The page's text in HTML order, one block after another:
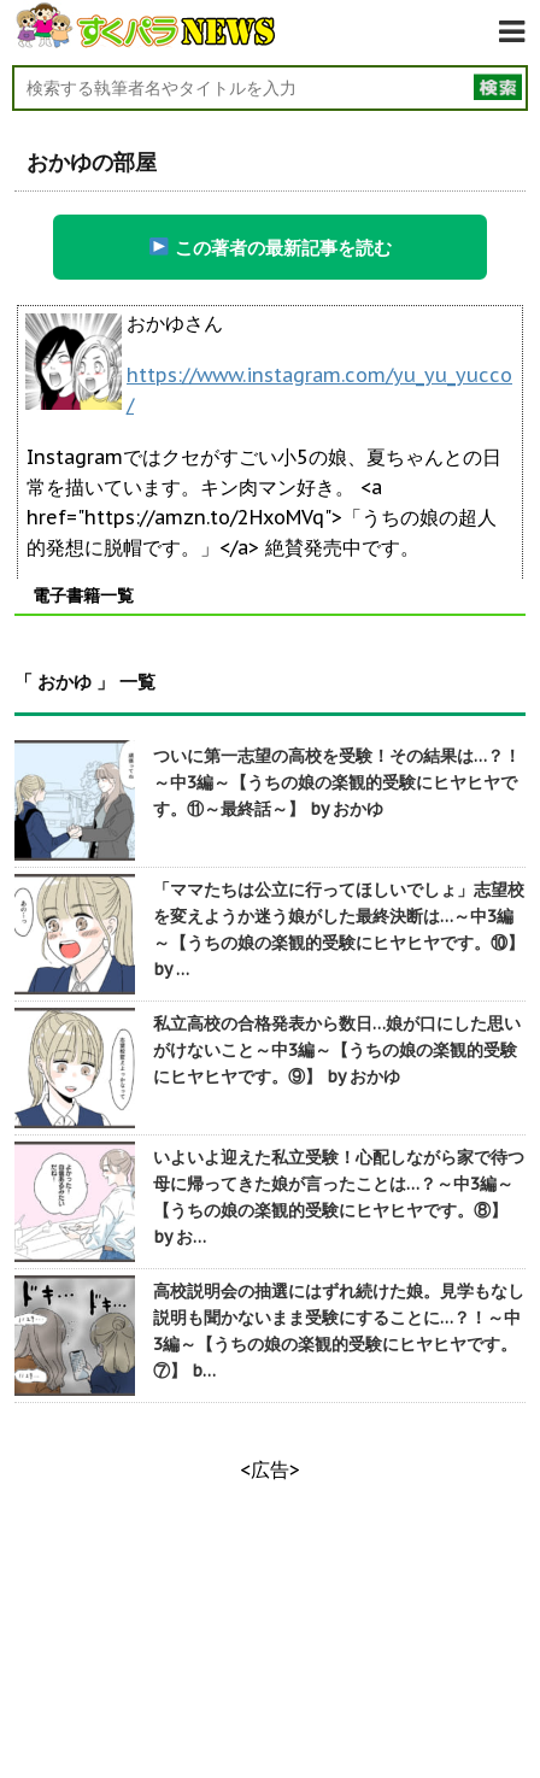
おかゆの部屋
この著者の最新記事を読む
おかゆさん
https://www.instagram.com/yu_yu_yucco
/
Instagramではクセがすごい小5の娘、夏ちゃんとの日
常を描いています。キン肉マン好き。 <a
href="https://amzn.to/2HxoMVq">「うちの娘の超人
的発想に脱帽です。」</a> 絶賛発売中です。
電子書籍一覧
「 おかゆ 」 一覧
ついに第一志望の高校を受験！その結果は…？！
～中3編～【うちの娘の楽観的受験にヒヤヒヤで
す。⑪～最終話～】 by おかゆ
「ママたちは公立に行ってほしいでしょ」志望校
を変えようか迷う娘がした最終決断は…～中3編
～【うちの娘の楽観的受験にヒヤヒヤです。⑩】
by …
私立高校の合格発表から数日…娘が口にした思い
がけないこと～中3編～【うちの娘の楽観的受験
にヒヤヒヤです。⑨】 by おかゆ
いよいよ迎えた私立受験！心配しながら家で待つ
母に帰ってきた娘が言ったことは…？～中3編～
【うちの娘の楽観的受験にヒヤヒヤです。⑧】
by お…
高校説明会の抽選にはずれ続けた娘。見学もなし
説明も聞かないまま受験にすることに…？！～中
3編～【うちの娘の楽観的受験にヒヤヒヤです。
⑦】 b…
<広告>